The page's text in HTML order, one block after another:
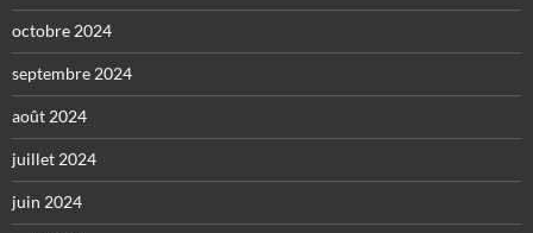
octobre 2024
septembre 2024
août 2024
juillet 2024
juin 2024